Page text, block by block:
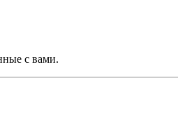
с вами.